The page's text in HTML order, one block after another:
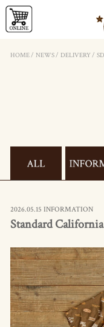
HOME/ NEWS/ DELIVERY /
2026.05.15 INFORMATION
Standard